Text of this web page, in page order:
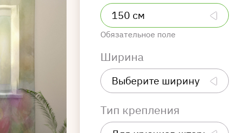
Обязательное поле
Ширина
Тип крепления